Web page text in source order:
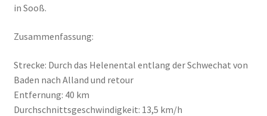
in Sooß.
Zusammenfassung:
Strecke: Durch das Helenental entlang der Schwechat von
Baden nach Alland und retour
Entfernung: 40 km
Durchschnittsgeschwindigkeit: 13,5 km/h